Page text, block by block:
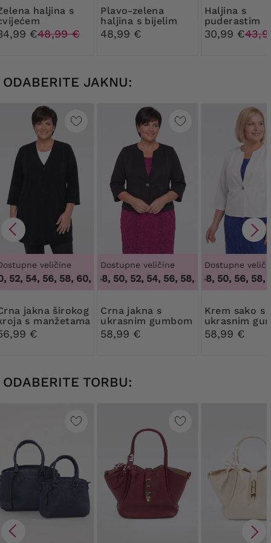
s
€48,99 €
Plavo-zelena
haljina s bijelim
cvijećem
48,99 €
Haljina s
puderastim
cvijećem
30,99 €
ODABERITE JAKNU:
veličine
54, 56, 58, 60, 62 ,48, 50, 52, 54, 56, 58, 60, 62
s manžetama
€
Dostupne veličine
46, 48, 50, 52, 54, 56, 58, 60, 62, 64,46,
Crna jakna s
ukrasnim gumbom
58,99 €
Dostupne
46, 48, 50, 56, 58,
Krem sako s
ukrasnim
58,99 €
ODABERITE TORBU: